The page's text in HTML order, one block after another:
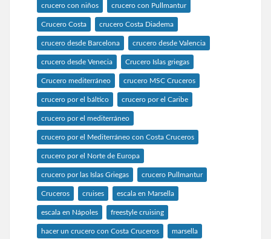
crucero con niños crucero con Pullmantur
Crucero Costa crucero Costa Diadema
crucero desde Barcelona crucero desde Valencia
crucero desde Venecia Crucero Islas griegas
Crucero mediterráneo crucero MSC Cruceros
crucero por el báltico crucero por el Caribe
crucero por el mediterráneo
crucero por el Mediterráneo con Costa Cruceros
crucero por el Norte de Europa
crucero por las Islas Griegas crucero Pullmantur
Cruceros cruises escala en Marsella
escala en Nápoles freestyle cruising
hacer un crucero con Costa Cruceros marsella